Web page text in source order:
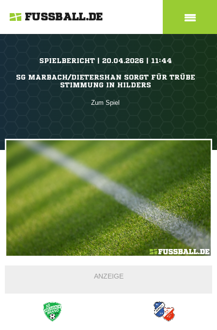
FUSSBALL.DE
SPIELBERICHT | 20.04.2026 | 11:44
SG MARBACH/DIETERSHAN SORGT FÜR TRÜBE
STIMMUNG IN HILDERS
Zum Spiel
ANZEIGE